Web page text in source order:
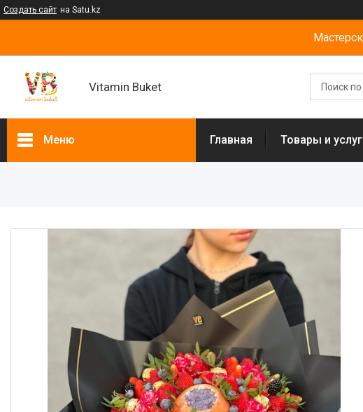
Создать сайт на Satu.kz
Vitamin Buket
Меню
Ящики подарочные
Букеты из сладостей
Корзины
Подарочные боксы, коробки
Съедобные букеты для
учителя
Новогодние подарки
Главная Товары и